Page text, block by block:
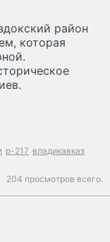
район
которая
р-217 владикавказ
204 просмотров всего.